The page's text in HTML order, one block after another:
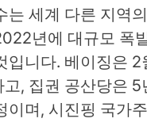
는 세계 다른 지역
년에 대규모 폭
입니다. 베이징은 2
, 집권 공산당은 5
이며, 시진핑 국가